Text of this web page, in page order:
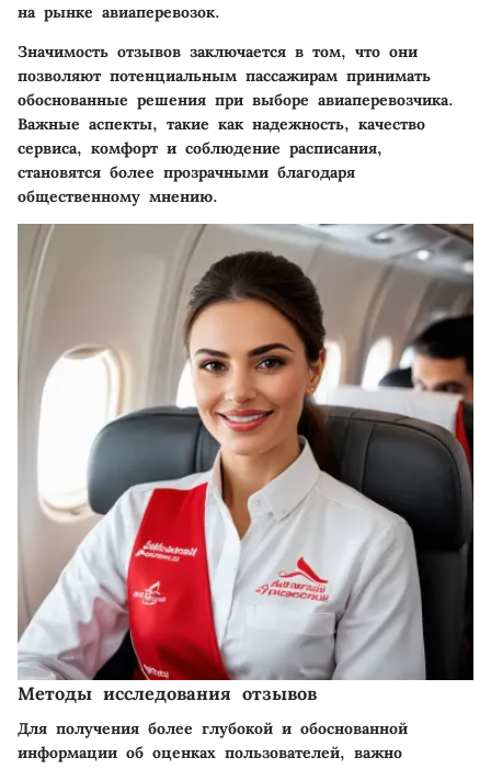
на рынке авиаперевозок.
Значимость отзывов заключается в том, что они
позволяют потенциальным пассажирам принимать
обоснованные решения при выборе авиаперевозчика.
Важные аспекты, такие как надежность, качество
сервиса, комфорт и соблюдение расписания,
становятся более прозрачными благодаря
общественному мнению.
Методы исследования отзывов
Для получения более глубокой и обоснованной
информации об оценках пользователей, важно